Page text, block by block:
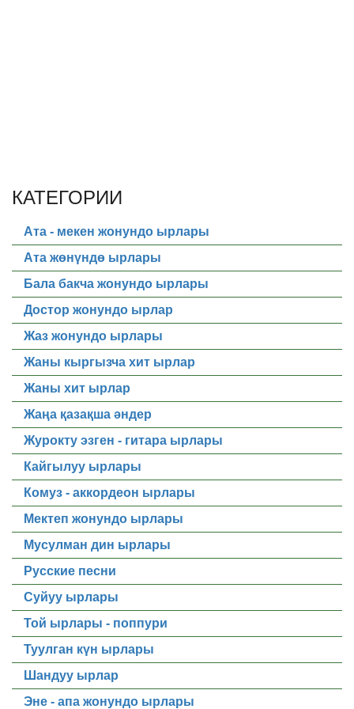
КАТЕГОРИИ
Ата - мекен жонундо ырлары
Ата жөнүндө ырлары
Бала бакча жонундо ырлары
Достор жонундо ырлар
Жаз жонундо ырлары
Жаны кыргызча хит ырлар
Жаны хит ырлар
Жаңа қазақша әндер
Журокту эзген - гитара ырлары
Кайгылуу ырлары
Комуз - аккордеон ырлары
Мектеп жонундо ырлары
Мусулман дин ырлары
Русские песни
Суйуу ырлары
Той ырлары - поппури
Туулган күн ырлары
Шандуу ырлар
Эне - апа жонундо ырлары